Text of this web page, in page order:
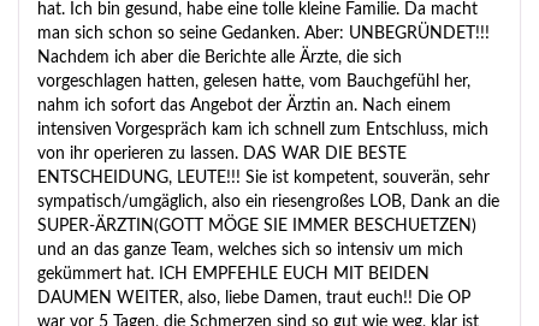
hat. Ich bin gesund, habe eine tolle kleine Familie. Da macht
man sich schon so seine Gedanken. Aber: UNBEGRÜNDET!!!
Nachdem ich aber die Berichte alle Ärzte, die sich
vorgeschlagen hatten, gelesen hatte, vom Bauchgefühl her,
nahm ich sofort das Angebot der Ärztin an. Nach einem
intensiven Vorgespräch kam ich schnell zum Entschluss, mich
von ihr operieren zu lassen. DAS WAR DIE BESTE
ENTSCHEIDUNG, LEUTE!!! Sie ist kompetent, souverän, sehr
sympatisch/umgäglich, also ein riesengroßes LOB, Dank an die
SUPER-ÄRZTIN(GOTT MÖGE SIE IMMER BESCHUETZEN)
und an das ganze Team, welches sich so intensiv um mich
gekümmert hat. ICH EMPFEHLE EUCH MIT BEIDEN
DAUMEN WEITER, also, liebe Damen, traut euch!! Die OP